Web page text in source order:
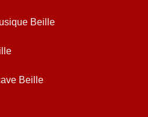
Beille
Beille